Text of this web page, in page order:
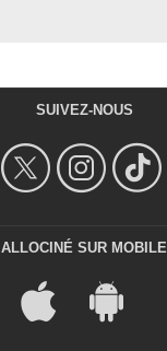
SUIVEZ-NOUS
ALLOCINÉ SUR MOBILE